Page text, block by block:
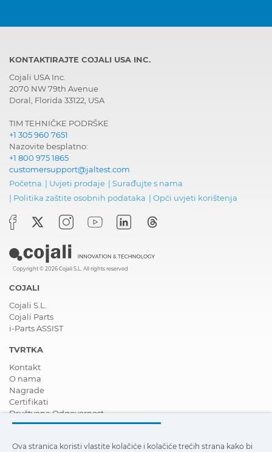
KONTAKTIRAJTE COJALI USA INC.
Cojali USA Inc.
2070 NW 79th Avenue
Doral, Florida 33122, USA
TIM TEHNIČKE PODRŠKE
+1 305 960 7651
Nazovite besplatno:
+1 800 975 1865
customersupport@jaltest.com
Početna | Uvjeti prodaje | Surađujte s nama
| Politika zaštite osobnih podataka | Opći uvjeti korištenja
Copyright © 2026 Cojali S.L. All rights reserved
COJALI
Cojali S.L.
Cojali Parts
i-Parts ASSIST
TVRTKA
Kontakt
O nama
Nagrade
Certifikati
Društvena Odgovornost
Postanite distributer
Video zapisi
Ova stranica koristi vlastite kolačiće i kolačiće trećih strana kako bi